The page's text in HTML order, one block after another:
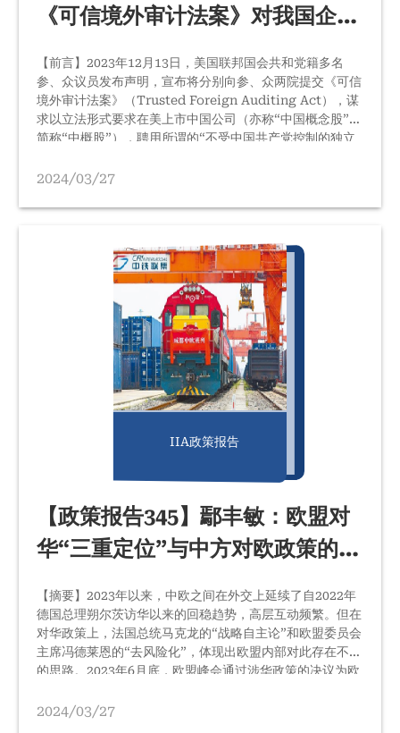
《可信境外审计法案》对我国企业
【前言】2023年12月13日，美国联邦国会共和党籍多名
参、众议员发布声明，宣布将分别向参、众两院提交《可信
境外审计法案》（Trusted Foreign Auditing Act），谋
求以立法形式要求在美上市中国公司（亦称“中国概念股”，
简称“中概股”），聘用所谓的“不受中国共产党控制的独立
美国投资者并追究中国公司的违法责任。 依照美国联邦国
《可信境外审计法案》接下来还需经过多项程序，包括参、
过，最后呈送总统签署，正式成为联邦法律。…
2024/03/27
IIA政策报告
【政策报告345】鄢丰敏：欧盟对
华“三重定位”与中方对欧政策的建
【摘要】2023年以来，中欧之间在外交上延续了自2022年
德国总理朔尔茨访华以来的回稳趋势，高层互动频繁。但在
对华政策上，法国总统马克龙的“战略自主论”和欧盟委员会
主席冯德莱恩的“去风险化”，体现出欧盟内部对此存在不同
的思路。2023年6月底，欧盟峰会通过涉华政策的决议为欧
争者和制度性对手”的“三重定位”。“三分法”定位意味着又
2024/03/27